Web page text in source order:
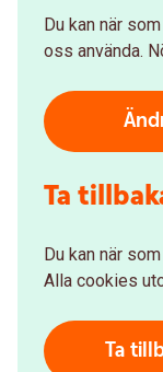
Du kan när
oss använda.
Ta
Du kan när
Alla cookies
Ta